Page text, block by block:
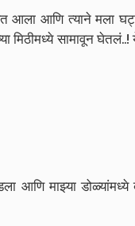
आला आणि त्याने मला
मिठीमध्ये सामावून
आणि माझ्या